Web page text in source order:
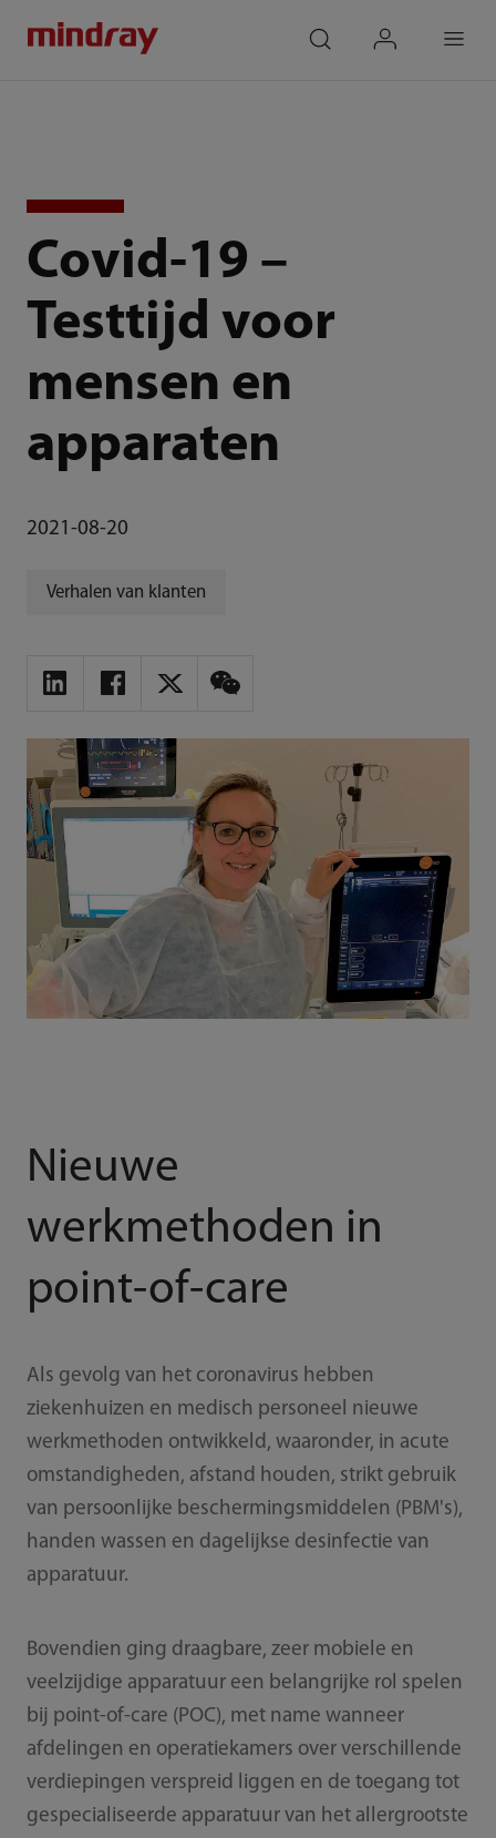
Covid-19 –
Testtijd voor
mensen en
apparaten
2021-08-20
Verhalen van klanten
Nieuwe
werkmethoden in
point-of-care
Als gevolg van het coronavirus hebben
ziekenhuizen en medisch personeel nieuwe
werkmethoden ontwikkeld, waaronder, in acute
omstandigheden, afstand houden, strikt gebruik
van persoonlijke beschermingsmiddelen (PBM's),
handen wassen en dagelijkse desinfectie van
apparatuur.
Bovendien ging draagbare, zeer mobiele en
veelzijdige apparatuur een belangrijke rol spelen
bij point-of-care (POC), met name wanneer
afdelingen en operatiekamers over verschillende
verdiepingen verspreid liggen en de toegang tot
gespecialiseerde apparatuur van het allergrootste